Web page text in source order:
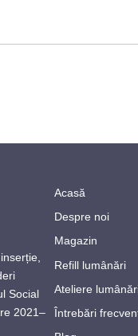
Social
2021–
Acasă
Despre noi
Magazin
Refill lumânări
Ateliere
Întrebări